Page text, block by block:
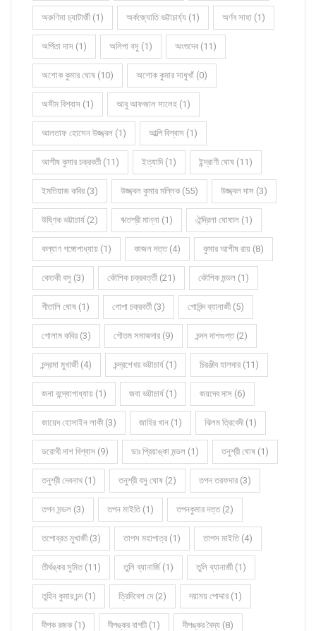
অরুণিমা চ্যাটার্জী (1) অর্কজ্যোতি ভট্টাচার্য্য (1) অর্ণব সাহা (1)
অর্পিতা দাস (1) অলিপা বসু (1) অংশুদেব (11)
অশোক কুমার ঘোষ (10) অশোক কুমার সাধুখাঁ (0)
অসীম বিশ্বাস (1) আবু আফজাল সালেহ (1)
আলতাফ হোসেন উজ্জ্বল (1) আল্পি বিশ্বাস (1)
আশীষ কুমার চক্রবর্তী (11) ইত্যাদি (1) ইন্দ্রাণী ঘোষ (11)
ইমতিয়াজ কবির (3) উজ্জ্বল কুমার মল্লিক (55) উজ্জ্বল দাস (3)
উষ্ণিক ভট্টাচার্য (2) ঋতশ্রী মান্না (1) ঐন্দ্রিলা ঘোষাল (1)
কল্যাণ গঙ্গোপাধ্যায় (1) কাজল দত্ত (4) কুমার আশীষ রায় (8)
কেতকী বসু (3) কৌশিক চক্রবর্ত্তী (21) কৌশিক মন্ডল (1)
গীতালি ঘোষ (1) গোপা চক্রবর্তী (3) গোবিন্দ ব্যানার্জী (5)
গোলাম কবির (3) গৌতম সমাজদার (9) চন্দন দাশগুপ্ত (2)
চন্দ্রমা মুখার্জী (4) চন্দ্রশেখর ভট্টাচার্য (1) চিরঞ্জীব হালদার (11)
জনা বন্দ্যোপাধ্যায় (1) জবা ভট্টাচার্য (1) জয়দেব দাস (6)
জায়েদ হোসাইন লাকী (3) জাহির খান (1) ঝিলম ত্রিবেদী (1)
ডরোথী দাশ বিশ্বাস (9) ডাঃ প্রিয়াঙ্কা মন্ডল (1) তনুশ্রী ঘোষ (1)
তনুশ্রী দেবনাথ (1) তনুশ্রী বসু ঘোষ (2) তপন তরফদার (3)
তপন মন্ডল (3) তপন মাইতি (1) তপনকুমার দত্ত (2)
তপোব্রত মুখার্জী (3) তাপস মহাপাত্র (1) তাপস মাইতি (4)
তীর্থঙ্কর সুমিত (11) তুলি ব্যানার্জি (1) তুলি ব্যানার্জী (1)
তুহিন কুমার চন্দ (1) ত্রিদিবেশ দে (2) দয়াময় পোদ্দার (1)
দীপক রজক (1) দীপঙ্কর বাগচী (1) দীপঙ্কর বৈদ্য (8)